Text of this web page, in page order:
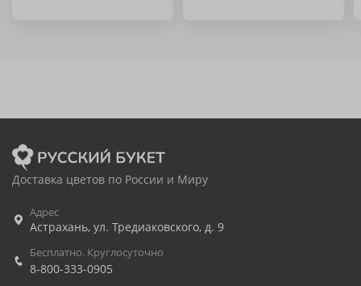
Доставка цветов по России и Миру
Адрес
Астрахань, ул. Тредиаковского, д. 9
Бесплатно. Круглосуточно
8-800-333-0905